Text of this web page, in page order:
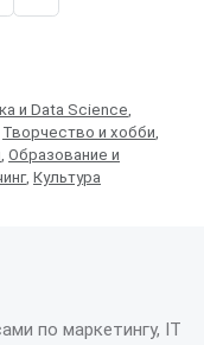
и Data Science
Творчество и хобби
Образование и
, Культура
по маркетингу, IT